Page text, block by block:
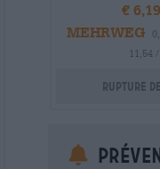
€ 6,19
MEHRWEG
11,54 /
Rupture